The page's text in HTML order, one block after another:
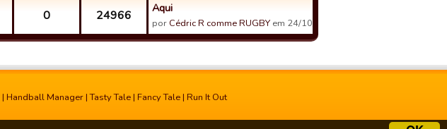
0 24966 Aqui
por Cédric R comme RUGBY em 24/10/15 00:07
| Handball Manager |Tasty Tale | Fancy Tale | Run It Out